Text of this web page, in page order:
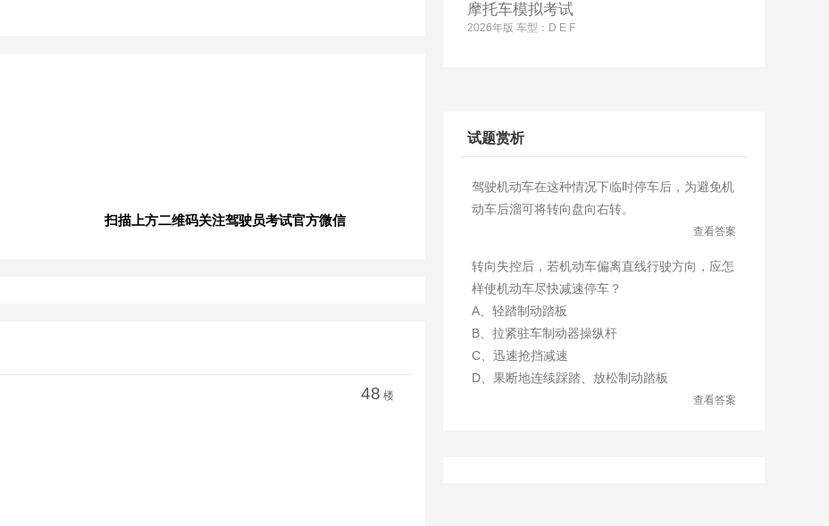
扫描上方二维码关注驾驶员考试官方微信
48 楼
摩托车模拟考试
2026年版 车型：D E F
试题赏析
驾驶机动车在这种情况下临时停车后，为避免机
动车后溜可将转向盘向右转。
查看答案
转向失控后，若机动车偏离直线行驶方向，应怎
样使机动车尽快减速停车？
A、轻踏制动踏板
B、拉紧驻车制动器操纵杆
C、迅速抢挡减速
D、果断地连续踩踏、放松制动踏板
查看答案